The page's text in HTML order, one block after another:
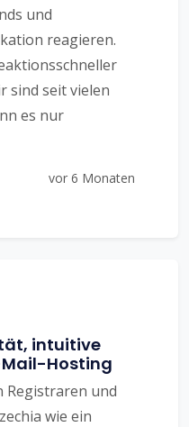
und
reagieren.
sind seit vielen
es nur
vor 6 Monaten
intuitive
Hosting
Registraren und
wie ein